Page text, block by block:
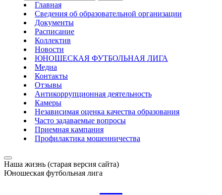
Главная
Сведения об образовательной организации
Документы
Расписание
Коллектив
Новости
ЮНОШЕСКАЯ ФУТБОЛЬНАЯ ЛИГА
Медиа
Контакты
Отзывы
Антикоррупционная деятельность
Камеры
Независимая оценка качества образования
Часто задаваемые вопросы
Приемная кампания
Профилактика мошенничества
Наша жизнь (старая версия сайта)
Юношеская футбольная лига